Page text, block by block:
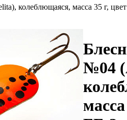
колеблющаяся, масса 35 г,
№04